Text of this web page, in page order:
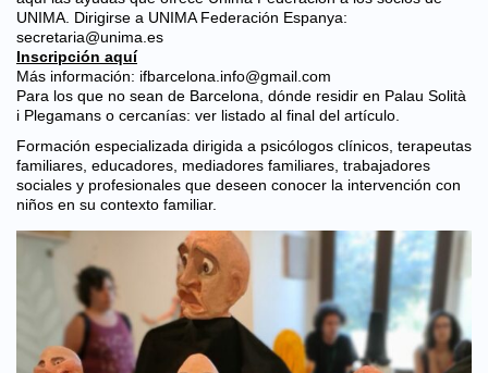
UNIMA. Dirigirse a UNIMA Federación Espanya:
secretaria@unima.es
Inscripción aquí
Más información: ifbarcelona.info@gmail.com
Para los que no sean de Barcelona, dónde residir en Palau Solità
i Plegamans o cercanías: ver listado al final del artículo.
Formación especializada dirigida a psicólogos clínicos, terapeutas
familiares, educadores, mediadores familiares, trabajadores
sociales y profesionales que deseen conocer la intervención con
niños en su contexto familiar.